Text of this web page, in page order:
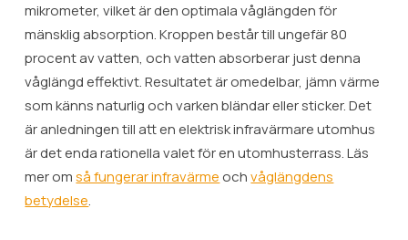
mikrometer, vilket är den optimala våglängden för
mänsklig absorption. Kroppen består till ungefär 80
procent av vatten, och vatten absorberar just denna
våglängd effektivt. Resultatet är omedelbar, jämn värme
som känns naturlig och varken bländar eller sticker. Det
är anledningen till att en elektrisk infravärmare utomhus
är det enda rationella valet för en utomhusterrass. Läs
mer omså fungerar infravärme ochvåglängdens
betydelse.